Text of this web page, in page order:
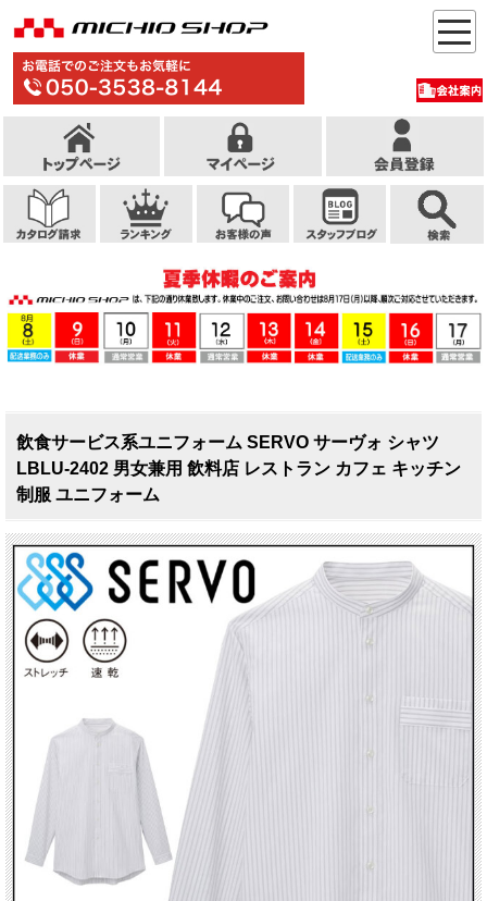
飲食サービス系ユニフォーム SERVO サーヴォ シャツ
LBLU-2402 男女兼用 飲料店 レストラン カフェ キッチン
制服 ユニフォーム